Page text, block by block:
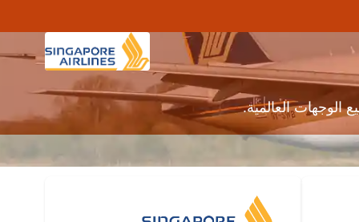
العالمية.